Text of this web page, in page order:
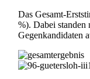
Das Gesamt-
%). Dabei standen
Gegenkandidaten